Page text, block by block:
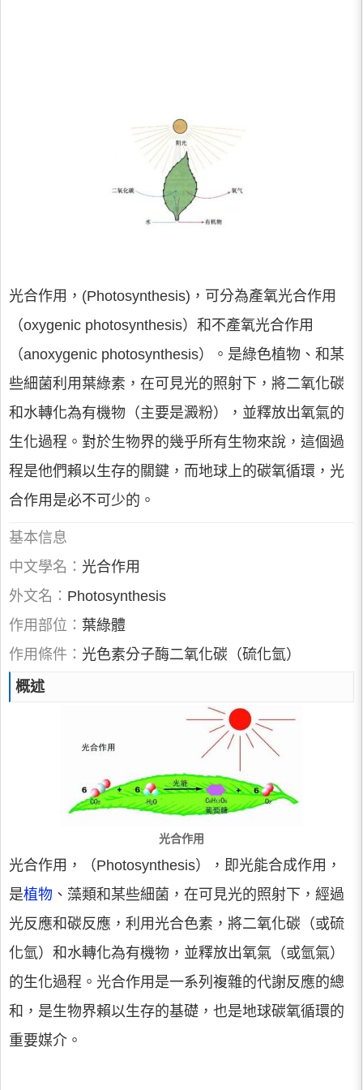
光合作用，(Photosynthesis)，可分為產氧光合作用
（oxygenic photosynthesis）和不產氧光合作用
（anoxygenic photosynthesis）。是綠色植物、和某
些細菌利用葉綠素，在可見光的照射下，將二氧化碳
和水轉化為有機物（主要是澱粉），並釋放出氧氣的
生化過程。對於生物界的幾乎所有生物來說，這個過
程是他們賴以生存的關鍵，而地球上的碳氧循環，光
合作用是必不可少的。
基本信息
中文學名： 光合作用
外文名： Photosynthesis
作用部位： 葉綠體
作用條件： 光色素分子酶二氧化碳（硫化氫）
概述
光合作用
光合作用，（Photosynthesis），即光能合成作用，
是植物 、藻類和某些細菌，在可見光的照射下，經過
光反應和碳反應，利用光合色素，將二氧化碳（或硫
化氫）和水轉化為有機物，並釋放出氧氣（或氫氣）
的生化過程。光合作用是一系列複雜的代謝反應的總
和，是生物界賴以生存的基礎，也是地球碳氧循環的
重要媒介。